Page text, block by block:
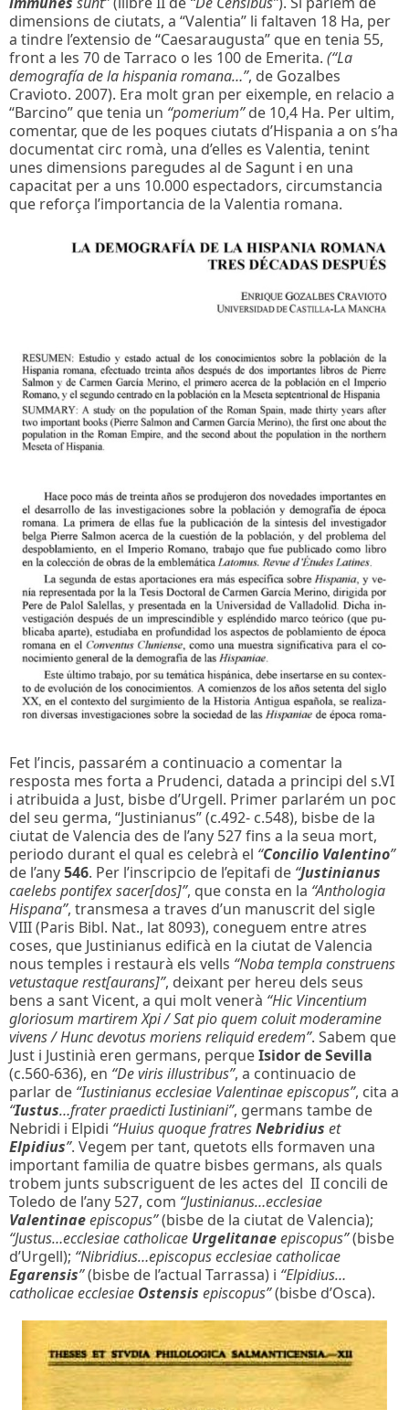
dimensions de ciutats, a “Valentia” li faltaven 18 Ha, per
a tindre l’extensio de “Caesaraugusta” que en tenia 55,
front a les 70 de Tarraco o les 100 de Emerita. (“La
demografía de la hispania romana…”, de Gozalbes
Cravioto. 2007). Era molt gran per eixemple, en relacio a
“Barcino” que tenia un “pomerium”de 10,4 Ha. Per ultim,
comentar, que de les poques ciutats d’Hispania a on s’ha
documentat circ romà, una d’elles es Valentia, tenint
unes dimensions paregudes al de Sagunt i en una
capacitat per a uns 10.000 espectadors, circumstancia
que reforça l’importancia de la Valentia romana.
Fet l’incis, passarém a continuacio a comentar la
resposta mes forta a Prudenci, datada a principi del s.VI
i atribuida a Just, bisbe d’Urgell. Primer parlarém un poc
del seu germa, “Justinianus” (c.492- c.548), bisbe de la
ciutat de Valencia des de l’any 527 fins a la seua mort,
periodo durant el qual es celebrà el “Concilio Valentino”
de l’any546. Per l’inscripcio de l’epitafi de “Justinianus
caelebs pontifex sacer[dos]”, que consta en la “Anthologia
Hispana”, transmesa a traves d’un manuscrit del sigle
VIII (Paris Bibl. Nat., lat 8093), coneguem entre atres
coses, que Justinianus edificà en la ciutat de Valencia
nous temples i restaurà els vells “Noba templa construens
vetustaque rest[aurans]”, deixant per hereu dels seus
bens a sant Vicent, a qui molt venerà “Hic Vincentium
gloriosum martirem Xpi / Sat pio quem coluit moderamine
vivens / Hunc devotus moriens reliquid eredem”. Sabem que
Just i Justinià eren germans, perqueIsidor de Sevilla
(c.560-636), en “De viris illustribus”, a continuacio de
parlar de “Iustinianus ecclesiae Valentinae episcopus”, cita a
“Iustus…frater praedicti Iustiniani”, germans tambe de
Nebridi i Elpidi “Huius quoque fratresNebridius et
Elpidius”. Vegem per tant, quetots ells formaven una
important familia de quatre bisbes germans, als quals
trobem junts subscriguent de les actes del II concili de
Toledo de l’any 527, com “Justinianus…ecclesiae
Valentinaeepiscopus”(bisbe de la ciutat de Valencia);
“Justus…ecclesiae catholicae Urgelitanaeepiscopus”(bisbe
d’Urgell); “Nibridius…episcopus ecclesiae catholicae
Egarensis”(bisbe de l’actual Tarrassa) i “Elpidius…
catholicae ecclesiae Ostensis episcopus”(bisbe d’Osca).